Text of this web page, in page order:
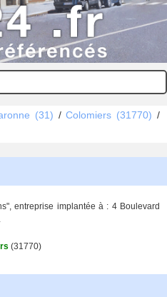
(31) /Colomiers (31770) /
entreprise implantée à : 4 Boulevard
(31770)